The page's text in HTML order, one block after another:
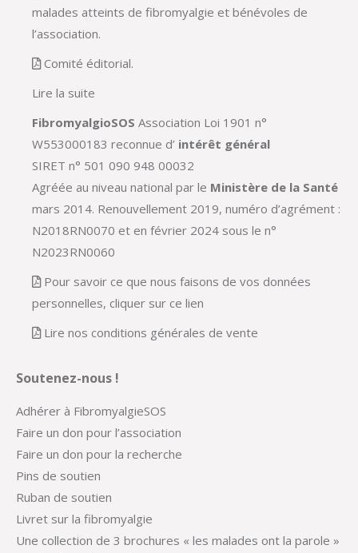
malades atteints de fibromyalgie et bénévoles de
l’association.
Comité éditorial.
Lire la suite
FibromyalgioSOS Association Loi 1901 n°
W553000183 reconnue d’ intérêt général
SIRET n° 501 090 948 00032
Agréée au niveau national par le Ministère de la Santé
mars 2014. Renouvellement 2019, numéro d’agrément :
N2018RN0070 et en février 2024 sous le n°
N2023RN0060
Pour savoir ce que nous faisons de vos données
personnelles, cliquer sur ce lien
Lire nos conditions générales de vente
Soutenez-nous !
Adhérer à FibromyalgieSOS
Faire un don pour l’association
Faire un don pour la recherche
Pins de soutien
Ruban de soutien
Livret sur la fibromyalgie
Une collection de 3 brochures « les malades ont la parole »